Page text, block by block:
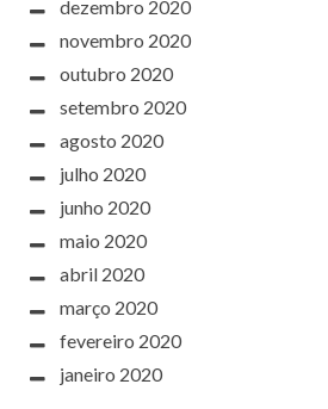
dezembro 2020
novembro 2020
outubro 2020
setembro 2020
agosto 2020
julho 2020
junho 2020
maio 2020
abril 2020
março 2020
fevereiro 2020
janeiro 2020